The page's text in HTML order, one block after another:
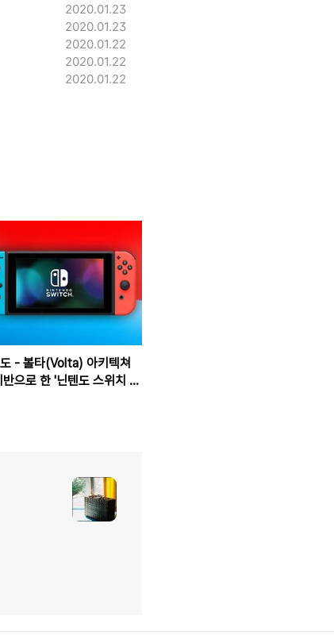
2020.01.23
2020.01.23
2020.01.22
2020.01.22
2020.01.22
- 볼타(Volta) 아키텍쳐
반으로 한 '닌텐도 스위치 프